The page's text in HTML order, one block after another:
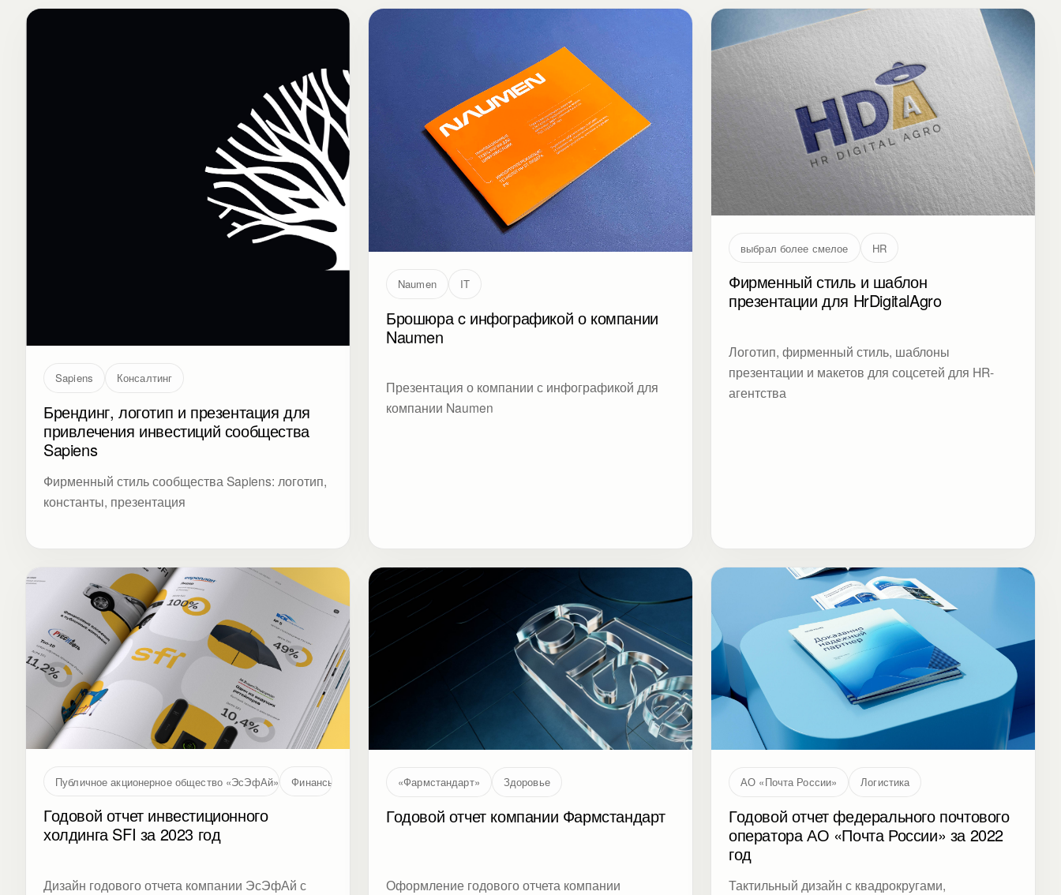
Sapiens Консалтинг
Брендинг, логотип и презентация для
привлечения инвестиций сообщества
Sapiens
Фирменный стиль сообщества Sapiens: логотип,
константы, презентация
Naumen IT
Брошюра c инфографикой о компании
Naumen
Презентация о компании с инфографикой для
компании Naumen
выбрал более смелое HR
Фирменный стиль и шаблон
презентации для HrDigitalAgro
Логотип, фирменный стиль, шаблоны
презентации и макетов для соцсетей для HR-
агентства
Публичное акционерное общество «ЭсЭфАй» (SFI, MOEX: SFIN)
Финансы
Годовой отчет инвестиционного
холдинга SFI за 2023 год
Дизайн годового отчета компании ЭсЭфАй с
«Фармстандарт» Здоровье
Годовой отчет компании Фармстандарт
Оформление годового отчета компании
АО «Почта России» Логистика
Годовой отчет федерального почтового
оператора АО «Почта России» за 2022
год
Тактильный дизайн с квадрокругами,